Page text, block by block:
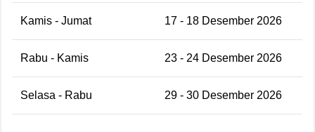
Kamis - Jumat 17 - 18 Desember 2026
Rabu - Kamis 23 - 24 Desember 2026
Selasa - Rabu 29 - 30 Desember 2026